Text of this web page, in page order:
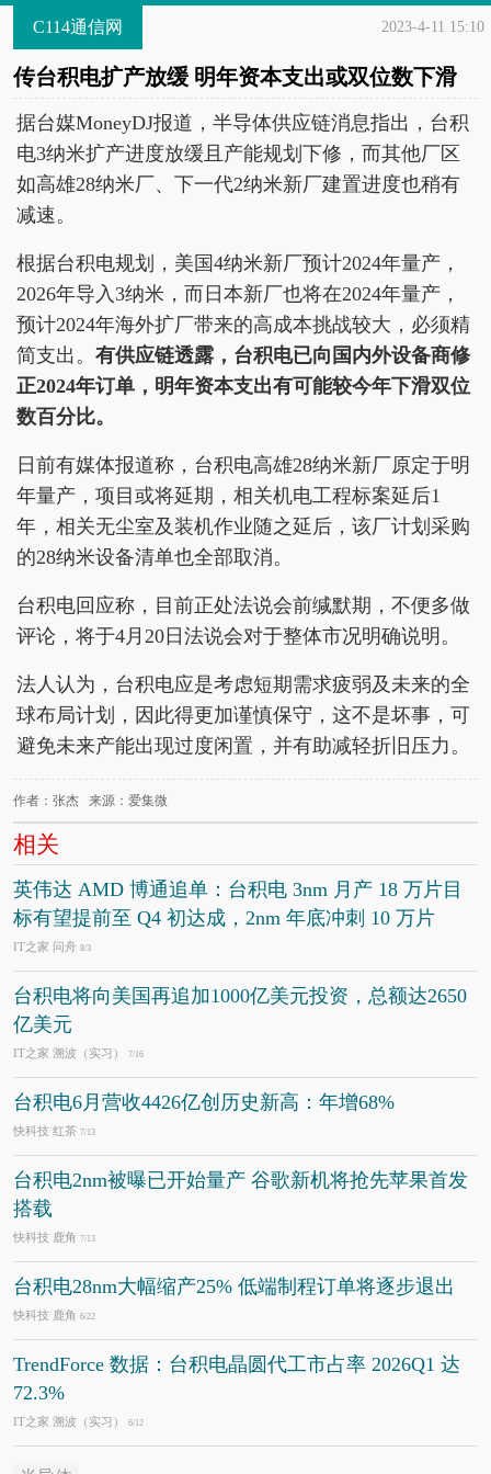
C114通信网 2023-4-11 15:10
传台积电扩产放缓 明年资本支出或双位数下滑
据台媒MoneyDJ报道，半导体供应链消息指出，台积
电3纳米扩产进度放缓且产能规划下修，而其他厂区
如高雄28纳米厂、下一代2纳米新厂建置进度也稍有
减速。
根据台积电规划，美国4纳米新厂预计2024年量产，
2026年导入3纳米，而日本新厂也将在2024年量产，
预计2024年海外扩厂带来的高成本挑战较大，必须精
简支出。 有供应链透露，台积电已向国内外设备商修
正2024年订单，明年资本支出有可能较今年下滑双位
数百分比。
日前有媒体报道称，台积电高雄28纳米新厂原定于明
年量产，项目或将延期，相关机电工程标案延后1
年，相关无尘室及装机作业随之延后，该厂计划采购
的28纳米设备清单也全部取消。
台积电回应称，目前正处法说会前缄默期，不便多做
评论，将于4月20日法说会对于整体市况明确说明。
法人认为，台积电应是考虑短期需求疲弱及未来的全
球布局计划，因此得更加谨慎保守，这不是坏事，可
避免未来产能出现过度闲置，并有助减轻折旧压力。
作者：张杰 来源：爱集微
相关
英伟达 AMD 博通追单：台积电 3nm 月产 18 万片目
标有望提前至 Q4 初达成，2nm 年底冲刺 10 万片
IT之家 问舟 8/3
台积电将向美国再追加1000亿美元投资，总额达2650
亿美元
IT之家 溯波（实习） 7/16
台积电6月营收4426亿创历史新高：年增68%
快科技 红茶 7/13
台积电2nm被曝已开始量产 谷歌新机将抢先苹果首发
搭载
快科技 鹿角 7/13
台积电28nm大幅缩产25% 低端制程订单将逐步退出
快科技 鹿角 6/22
TrendForce 数据：台积电晶圆代工市占率 2026Q1 达
72.3%
IT之家 溯波（实习） 6/12